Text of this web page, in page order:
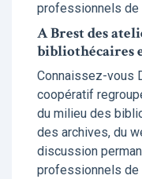
professionnels de
A Brest des
bibliothécaires
Connaissez-vous
coopératif
du milieu des
des archives, du
discussion
professionnels de